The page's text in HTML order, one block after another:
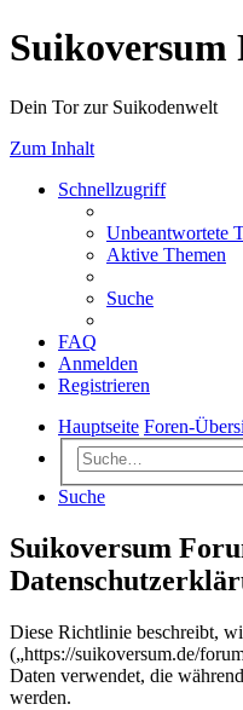
Suikoversum
Dein Tor zur Suikodenwelt
Zum Inhalt
Schnellzugriff
Unbeantwortete
Aktive Themen
Suche
FAQ
Anmelden
Registrieren
Hauptseite Foren-
Suche
Suikoversum
Diese Richtlinie beschreibt,
(„https://suikoversum.de/
Daten verwendet, die
werden.